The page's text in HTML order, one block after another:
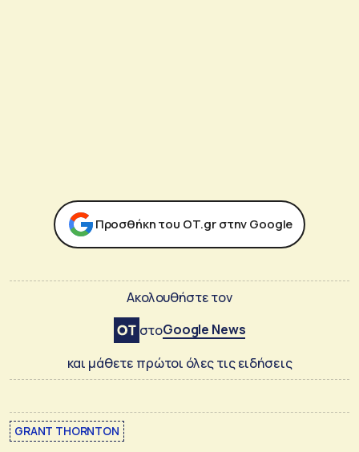
Προσθήκη του ΟΤ.gr στην Google
Ακολουθήστε τον
στοGoogle News
και μάθετε πρώτοι όλες τις ειδήσεις
GRANT THORNTON